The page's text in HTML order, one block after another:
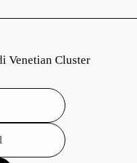
Venetian Cluster